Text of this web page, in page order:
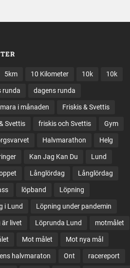
5km 10 Kilometer 10k 10k
runda dagens runda
i månaden Friskis & Svettis
Svettis friskis och Svettis Gym
Halvmarathon Helg
Kan Jag Kan Du Lund
Långlördag Långlördag
löpband Löpning
i Lund Löpning under pandemin
är livet Löprunda Lund motmålet
Mot målet Mot nya mål
halvmaraton Ont racereport